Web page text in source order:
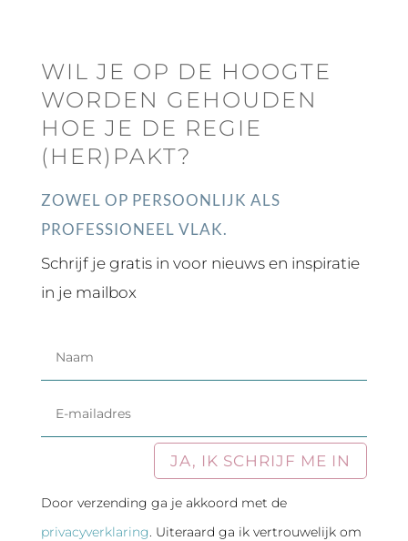
WIL JE OP DE HOOGTE
WORDEN GEHOUDEN
HOE JE DE REGIE
(HER)PAKT?
ZOWEL OP PERSOONLIJK ALS
PROFESSIONEEL VLAK.
Schrijf je gratis in voor nieuws en inspiratie
in je mailbox
JA, IK SCHRIJF ME IN
Door verzending ga je akkoord met de
privacyverklaring. Uiteraard ga ik vertrouwelijk om